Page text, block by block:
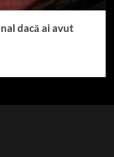
dacă ai avut